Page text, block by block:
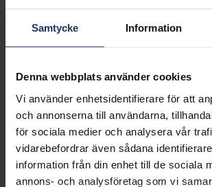
Samtycke Information
Denna webbplats använder cookies
Vi använder enhetsidentifierare för att
och annonserna till användarna,
för sociala medier och analysera vår
vidarebefordrar även sådana
information från din enhet till de sociala
annons- och analysföretag som vi
LÄGG I
Leveranstid 3-7 arbetsdagar.
INFO
DIAMETER CA (MM)
12
VARUMÄRKE
Hallbergs
MATERIAL
Silver